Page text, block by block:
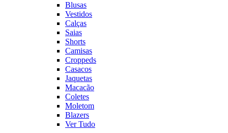
Blusas
Vestidos
Calças
Saias
Shorts
Camisas
Croppeds
Casacos
Jaquetas
Macacão
Coletes
Moletom
Blazers
Ver Tudo